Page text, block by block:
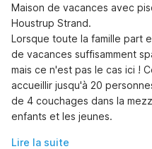
Maison de vacances avec
Houstrup Strand.
Lorsque toute la famille part
de vacances suffisamment
mais ce n'est pas le cas ici !
accueillir jusqu'à 20
de 4 couchages dans la
enfants et les jeunes.
Lire la suite